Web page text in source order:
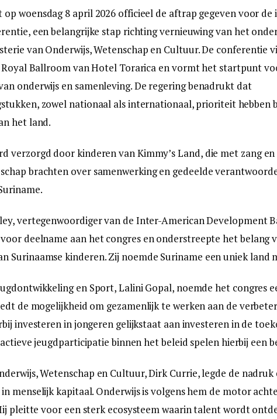
op woensdag 8 april 2026 officieel de aftrap gegeven voor
een belangrijke stap richting vernieuwing van het
van Onderwijs, Wetenschap en Cultuur. De conferentie
Royal Ballroom van Hotel Torarica en vormt het startpunt
onderwijs en samenleving. De regering benadrukt dat
zowel nationaal als internationaal, prioriteit hebben
het land.
verzorgd door kinderen van Kimmy’s Land, die met zang en
brachten over samenwerking en gedeelde
vertegenwoordiger van de Inter-American Development
deelname aan het congres en onderstreepte het belang
Surinaamse kinderen. Zij noemde Suriname een uniek land
en Sport, Lalini Gopal, noemde het congres
de mogelijkheid om gezamenlijk te werken aan de
investeren in jongeren gelijkstaat aan investeren in de
jeugdparticipatie binnen het beleid spelen hierbij een
Wetenschap en Cultuur, Dirk Currie, legde de
menselijk kapitaal. Onderwijs is volgens hem de motor
pleitte voor een sterk ecosysteem waarin talent wordt